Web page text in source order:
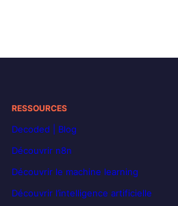
RESSOURCES
Decoded | Blog
Découvrir n8n
Découvrir le machine learning
Découvrir l’intelligence artificielle